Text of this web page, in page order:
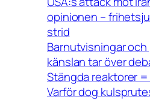
opinionen –
strid
Barnutvisningar
känslan tar över
Stängda reaktorer
Varför dog